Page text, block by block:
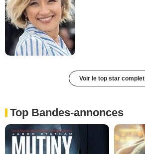
Voir le top star complet
Top Bandes-annonces